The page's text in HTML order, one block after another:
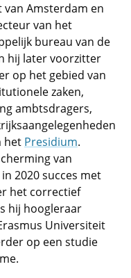
van Amsterdam en
van het
bureau van de
hij later voorzitter
op het gebied van
zaken,
ambtsdragers,
het Presidium.
van
2020 succes met
het correctief
hij hoogleraar
Universiteit
op een studie